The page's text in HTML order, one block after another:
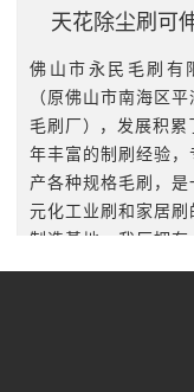
天花除尘刷可
佛山市永民毛刷有
（原佛山市南海区平
毛刷厂），发展积累
年丰富的制刷经验，
产各种规格毛刷，是
元化工业刷和家居刷
制造基地。我厂拥有
素质和精干技术熟
‹‹